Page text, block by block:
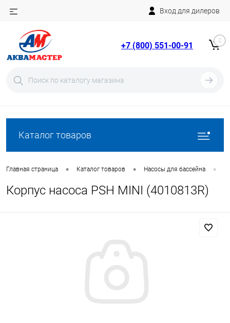
Вход для дилеров
+7 (800) 551-00-91 0
Каталог товаров
Главная страница • Каталог товаров • Насосы для бассейна •
Корпус насоса PSH MINI (4010813R)